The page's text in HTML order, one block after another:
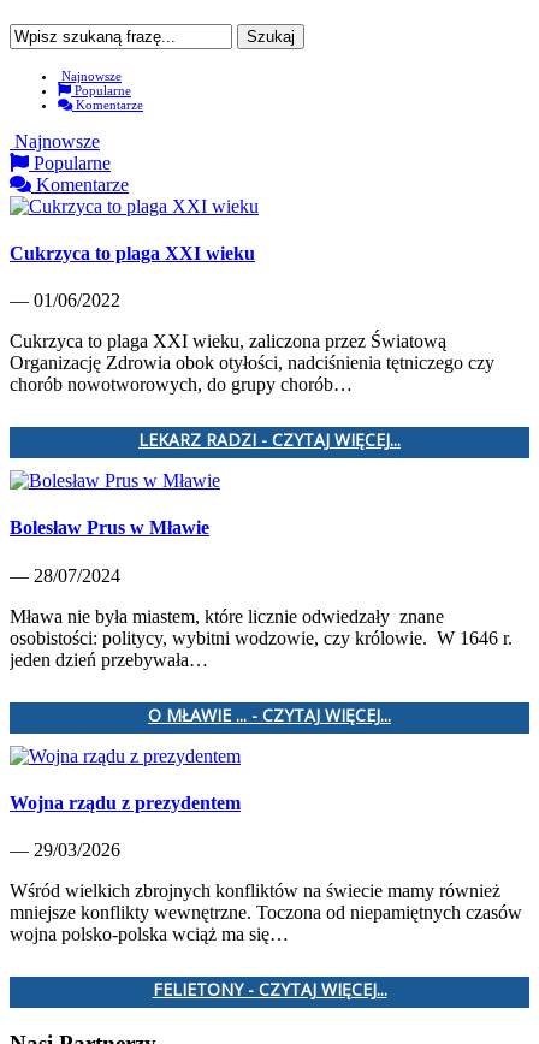
Najnowsze
Popularne
Komentarze
Najnowsze
Popularne
Komentarze
Cukrzyca to plaga XXI wieku
— 01/06/2022
Cukrzyca to plaga XXI wieku, zaliczona przez Światową
Organizację Zdrowia obok otyłości, nadciśnienia tętniczego czy
chorób nowotworowych, do grupy chorób…
LEKARZ RADZI - CZYTAJ WIĘCEJ...
Bolesław Prus w Mławie
— 28/07/2024
Mława nie była miastem, które licznie odwiedzały znane
osobistości: politycy, wybitni wodzowie, czy królowie. W 1646 r.
jeden dzień przebywała…
O MŁAWIE ... - CZYTAJ WIĘCEJ...
Wojna rządu z prezydentem
— 29/03/2026
Wśród wielkich zbrojnych konfliktów na świecie mamy również
mniejsze konflikty wewnętrzne. Toczona od niepamiętnych czasów
wojna polsko-polska wciąż ma się…
FELIETONY - CZYTAJ WIĘCEJ...